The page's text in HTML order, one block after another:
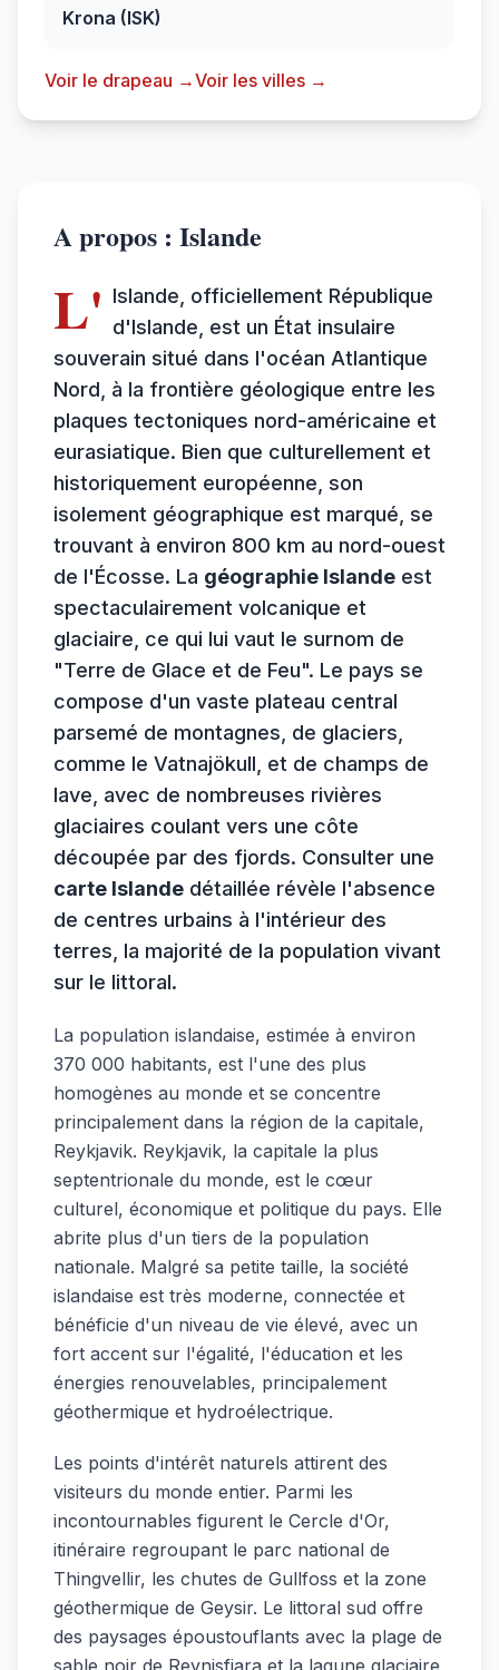
Krona (ISK)
Voir le drapeau →Voir les villes →
A propos : Islande
L' Islande, officiellement République
d'Islande, est un État insulaire
souverain situé dans l'océan Atlantique
Nord, à la frontière géologique entre les
plaques tectoniques nord-américaine et
eurasiatique. Bien que culturellement et
historiquement européenne, son
isolement géographique est marqué, se
trouvant à environ 800 km au nord-ouest
de l'Écosse. La géographie Islande est
spectaculairement volcanique et
glaciaire, ce qui lui vaut le surnom de
"Terre de Glace et de Feu". Le pays se
compose d'un vaste plateau central
parsemé de montagnes, de glaciers,
comme le Vatnajökull, et de champs de
lave, avec de nombreuses rivières
glaciaires coulant vers une côte
découpée par des fjords. Consulter une
carte Islande détaillée révèle l'absence
de centres urbains à l'intérieur des
terres, la majorité de la population vivant
sur le littoral.
La population islandaise, estimée à environ
370 000 habitants, est l'une des plus
homogènes au monde et se concentre
principalement dans la région de la capitale,
Reykjavik. Reykjavik, la capitale la plus
septentrionale du monde, est le cœur
culturel, économique et politique du pays. Elle
abrite plus d'un tiers de la population
nationale. Malgré sa petite taille, la société
islandaise est très moderne, connectée et
bénéficie d'un niveau de vie élevé, avec un
fort accent sur l'égalité, l'éducation et les
énergies renouvelables, principalement
géothermique et hydroélectrique.
Les points d'intérêt naturels attirent des
visiteurs du monde entier. Parmi les
incontournables figurent le Cercle d'Or,
itinéraire regroupant le parc national de
Thingvellir, les chutes de Gullfoss et la zone
géothermique de Geysir. Le littoral sud offre
des paysages époustouflants avec la plage de